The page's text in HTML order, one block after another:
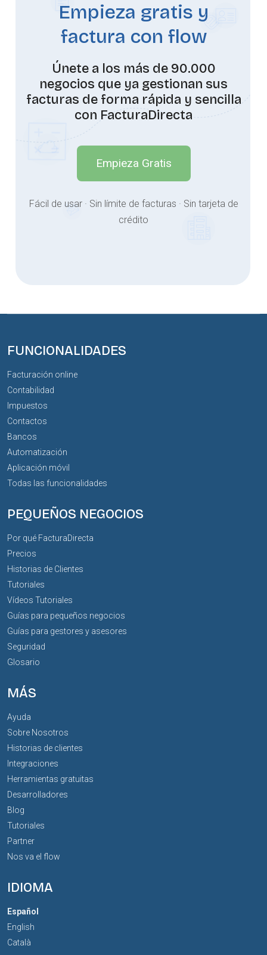
Empieza gratis y
factura con flow
Únete a los más de 90.000
negocios que ya gestionan sus
facturas de forma rápida y sencilla
con FacturaDirecta
Empieza Gratis
Fácil de usar · Sin límite de facturas · Sin tarjeta de
crédito
FUNCIONALIDADES
Facturación online
Contabilidad
Impuestos
Contactos
Bancos
Automatización
Aplicación móvil
Todas las funcionalidades
PEQUEÑOS NEGOCIOS
Por qué FacturaDirecta
Precios
Historias de Clientes
Tutoriales
Vídeos Tutoriales
Guías para pequeños negocios
Guías para gestores y asesores
Seguridad
Glosario
MÁS
Ayuda
Sobre Nosotros
Historias de clientes
Integraciones
Herramientas gratuitas
Desarrolladores
Blog
Tutoriales
Partner
Nos va el flow
IDIOMA
Español
English
Català